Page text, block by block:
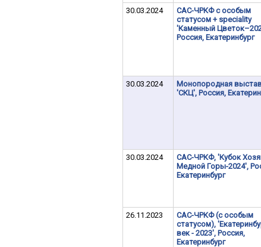
30.03.2024
САС-ЧРКФ с особым
статусом + speciality
'Каменный
Россия, Екатеринбург
30.03.2024
Монопородная
'СКЦ', Россия,
30.03.2024
САС-ЧРКФ, 'Кубок
Медной Горы-2024',
Екатеринбург
26.11.2023
САС-ЧРКФ (с особым
статусом),
век - 2023', Россия,
Екатеринбург